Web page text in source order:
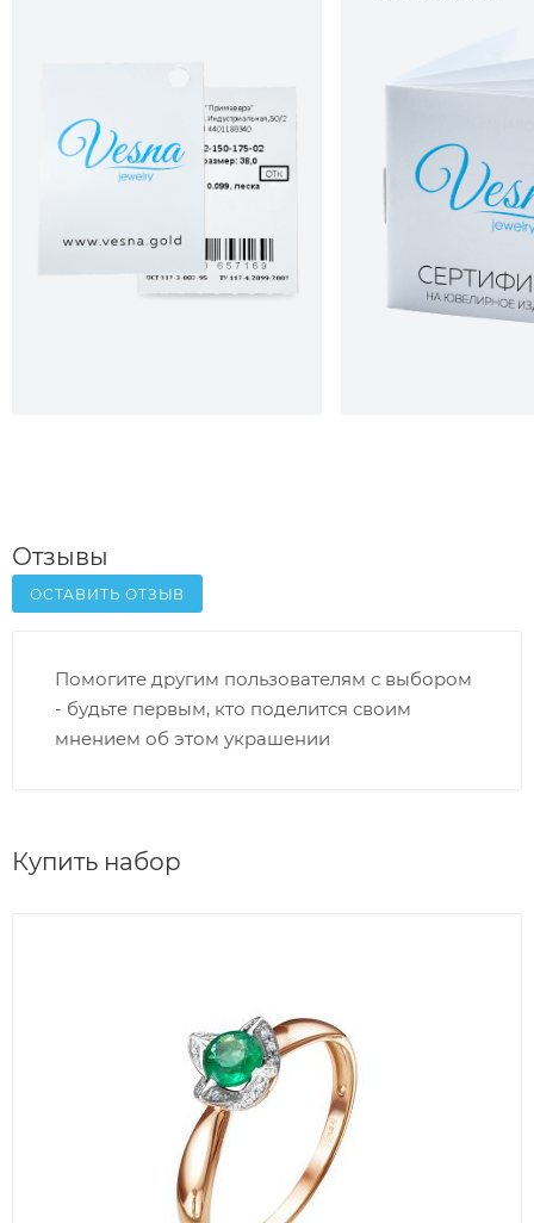
Отзывы
ОСТАВИТЬ ОТЗЫВ
Помогите другим пользователям с выбором
- будьте первым, кто поделится своим
мнением об этом украшении
Купить набор